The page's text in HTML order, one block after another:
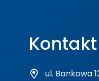
Kontakt
ul. Bankowa